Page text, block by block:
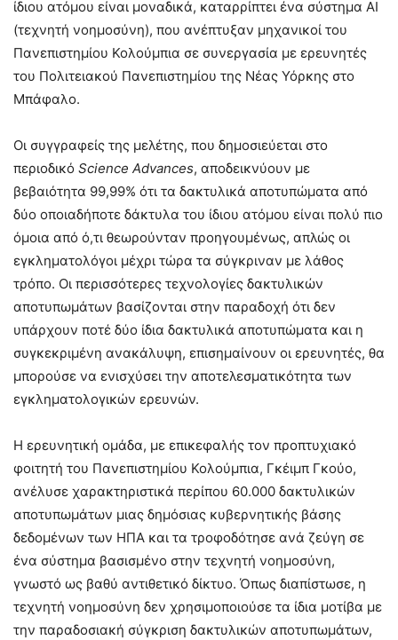
ίδιου ατόμου είναι μοναδικά, καταρρίπτει ένα σύστημα ΑΙ
(τεχνητή νοημοσύνη), που ανέπτυξαν μηχανικοί του
Πανεπιστημίου Κολούμπια σε συνεργασία με ερευνητές
του Πολιτειακού Πανεπιστημίου της Νέας Υόρκης στο
Μπάφαλο.
Οι συγγραφείς της μελέτης, που δημοσιεύεται στο
περιοδικό Science Advances, αποδεικνύουν με
βεβαιότητα 99,99% ότι τα δακτυλικά αποτυπώματα από
δύο οποιαδήποτε δάκτυλα του ίδιου ατόμου είναι πολύ πιο
όμοια από ό,τι θεωρούνταν προηγουμένως, απλώς οι
εγκληματολόγοι μέχρι τώρα τα σύγκριναν με λάθος
τρόπο. Οι περισσότερες τεχνολογίες δακτυλικών
αποτυπωμάτων βασίζονται στην παραδοχή ότι δεν
υπάρχουν ποτέ δύο ίδια δακτυλικά αποτυπώματα και η
συγκεκριμένη ανακάλυψη, επισημαίνουν οι ερευνητές, θα
μπορούσε να ενισχύσει την αποτελεσματικότητα των
εγκληματολογικών ερευνών.
Η ερευνητική ομάδα, με επικεφαλής τον προπτυχιακό
φοιτητή του Πανεπιστημίου Κολούμπια, Γκέιμπ Γκούο,
ανέλυσε χαρακτηριστικά περίπου 60.000 δακτυλικών
αποτυπωμάτων μιας δημόσιας κυβερνητικής βάσης
δεδομένων των ΗΠΑ και τα τροφοδότησε ανά ζεύγη σε
ένα σύστημα βασισμένο στην τεχνητή νοημοσύνη,
γνωστό ως βαθύ αντιθετικό δίκτυο. Όπως διαπίστωσε, η
τεχνητή νοημοσύνη δεν χρησιμοποιούσε τα ίδια μοτίβα με
την παραδοσιακή σύγκριση δακτυλικών αποτυπωμάτων,